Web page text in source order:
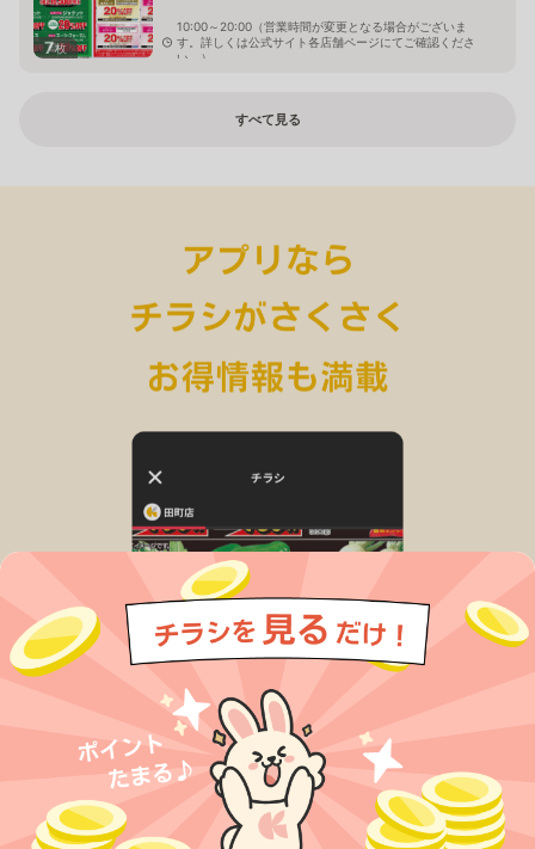
7枚
10:00～20:00（営業時間が変更となる場合がございま
す。詳しくは公式サイト各店舗ページにてご確認くださ
い。）
すべて見る